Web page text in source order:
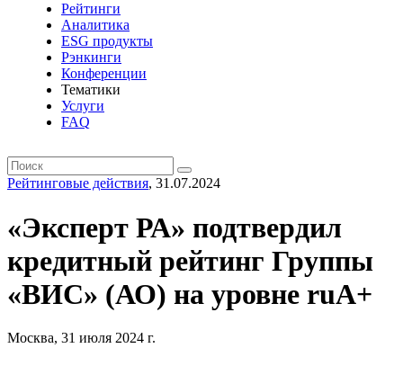
Рейтинги
Аналитика
ESG продукты
Рэнкинги
Конференции
Тематики
Услуги
FAQ
Рейтинговые действия, 31.07.2024
«Эксперт РА» подтвердил
кредитный рейтинг Группы
«ВИС» (АО) на уровне ruА+
Москва, 31 июля 2024 г.